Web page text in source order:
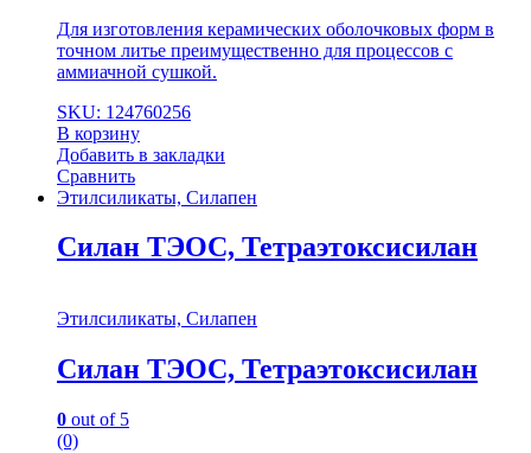
Для изготовления керамических оболочковых форм в
точном литье преимущественно для процессов с
аммиачной сушкой.
SKU: 124760256
В корзину
Добавить в закладки
Сравнить
Этилсиликаты, Силапен
Силан ТЭОС, Тетраэтоксисилан
Этилсиликаты, Силапен
Силан ТЭОС, Тетраэтоксисилан
0 out of 5
(0)